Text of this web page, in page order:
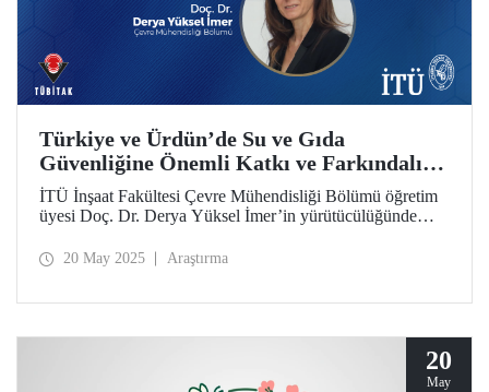
Türkiye ve Ürdün’de Su ve Gıda
Güvenliğine Önemli Katkı ve Farkındalık
Sağlayacak “Memfood” Projesine
TÜBİTAK 2572 Desteği
İTÜ İnşaat Fakültesi Çevre Mühendisliği Bölümü öğretim
üyesi Doç. Dr. Derya Yüksel İmer’in yürütücülüğünde
TÜBİTAK ve Ürdün Ulusal Araştırma Geliştirme Merkezi
20 May 2025 Araştırma
20
May